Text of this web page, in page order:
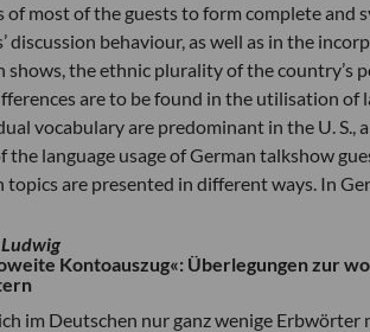
most of the guests to form complete and
discussion behaviour, as well as in the
shows, the ethnic plurality of the country’s
are to be found in the utilisation of
vocabulary are predominant in the U. S.,
the language usage of German talkshow
topics are presented in different ways. In
Kontoauszug«: Überlegungen zur
im Deutschen nur ganz wenige